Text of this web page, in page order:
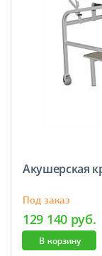
Акушерская
Под заказ
129 140 руб.
В корзину